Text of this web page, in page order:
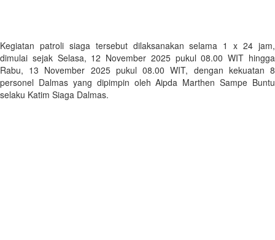
Kegiatan patroli siaga tersebut dilaksanakan selama 1 x 24 jam,
dimulai sejak Selasa, 12 November 2025 pukul 08.00 WIT hingga
Rabu, 13 November 2025 pukul 08.00 WIT, dengan kekuatan 8
personel Dalmas yang dipimpin oleh Aipda Marthen Sampe Buntu
selaku Katim Siaga Dalmas.